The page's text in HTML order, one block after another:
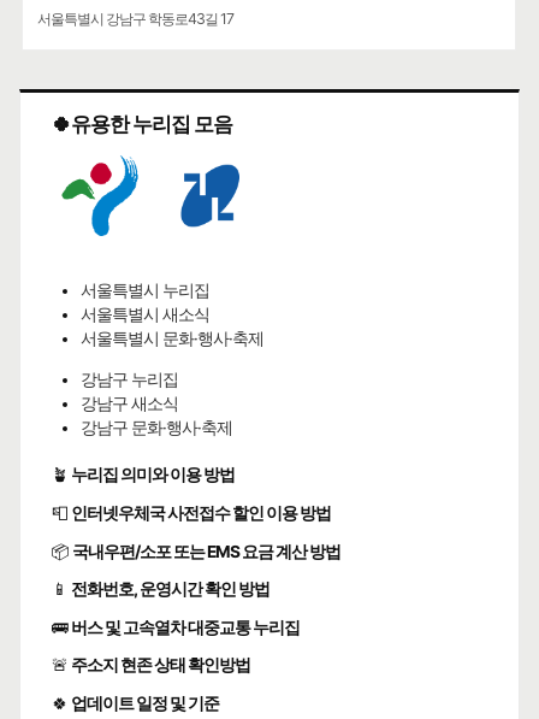
서울특별시 강남구 학동로43길 17
🍀유용한 누리집 모음
서울특별시 누리집
서울특별시 새소식
서울특별시 문화·행사·축제
강남구 누리집
강남구 새소식
강남구 문화·행사·축제
🪴 누리집 의미와 이용 방법
📮 인터넷우체국 사전접수 할인 이용 방법
📦 국내우편/소포 또는 EMS 요금 계산 방법
📱 전화번호, 운영시간 확인 방법
🚌버스 및 고속열차 대중교통 누리집
🚨 주소지 현존 상태 확인방법
🍀 업데이트 일정 및 기준